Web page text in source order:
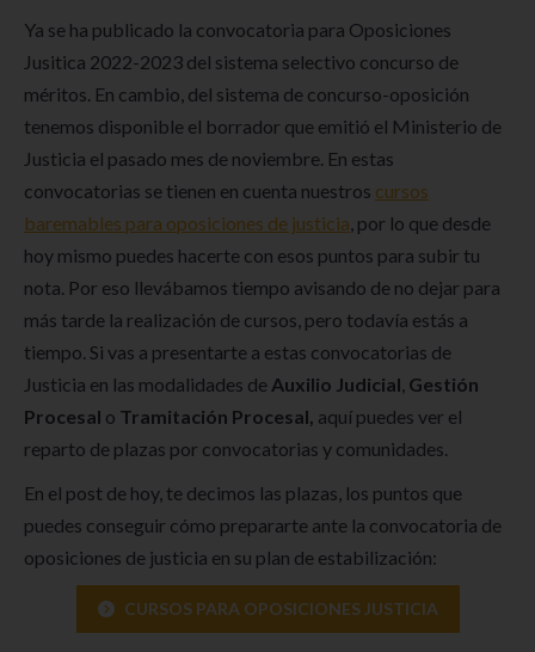
Ya se ha publicado la convocatoria para Oposiciones
Jusitica 2022-2023 del sistema selectivo concurso de
méritos. En cambio, del sistema de concurso-oposición
tenemos disponible el borrador que emitió el Ministerio de
Justicia el pasado mes de noviembre. En estas
convocatorias se tienen en cuenta nuestros cursos
baremables para oposiciones de justicia , por lo que desde
hoy mismo puedes hacerte con esos puntos para subir tu
nota. Por eso llevábamos tiempo avisando de no dejar para
más tarde la realización de cursos, pero todavía estás a
tiempo. Si vas a presentarte a estas convocatorias de
Justicia en las modalidades de Auxilio Judicial Gestión
Procesal o Tramitación Procesal, aquí puedes ver el
reparto de plazas por convocatorias y comunidades.
En el post de hoy, te decimos las plazas, los puntos que
puedes conseguir cómo prepararte ante la convocatoria de
oposiciones de justicia en su plan de estabilización:
CURSOS PARA OPOSICIONES JUSTICIA